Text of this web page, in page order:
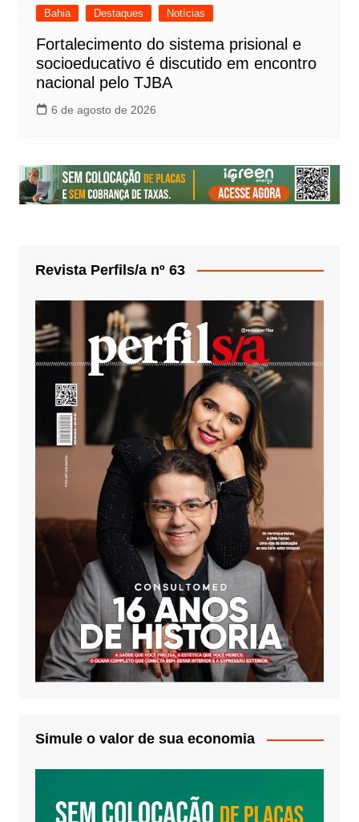
Bahia Destaques Notícias
Fortalecimento do sistema prisional e
socioeducativo é discutido em encontro
nacional pelo TJBA
6 de agosto de 2026
Revista Perfils/a nº 63
Simule o valor de sua economia